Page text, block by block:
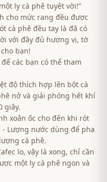
ly cà phê tuyệt vời!”
cho mức rang đều được
cà phê đều tay là đã có
với đầy đủ hương vị, tờ
bạn!
các bạn có thể tham
độ thích hợp lên bột cà
nở và giải phóng hết khí
giây.
xoắn ốc cho đến khi rót
Lượng nước dùng để pha
cà phê.
lo, vậy là xong, chỉ cần
một ly cà phê ngon và